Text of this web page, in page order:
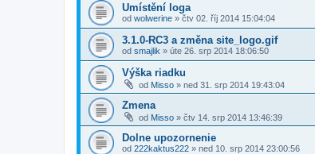
Umístění loga
od wolwerine » čtv 02. říj 2014 15:04:04
3.1.0-RC3 a změna site_logo.gif
od smajlik » úte 26. srp 2014 18:06:50
Výška riadku
od Misso » ned 31. srp 2014 19:43:04
Zmena
od Misso » čtv 14. srp 2014 13:46:39
Dolne upozornenie
od 222kaktus222 » ned 10. srp 2014 23:00:56